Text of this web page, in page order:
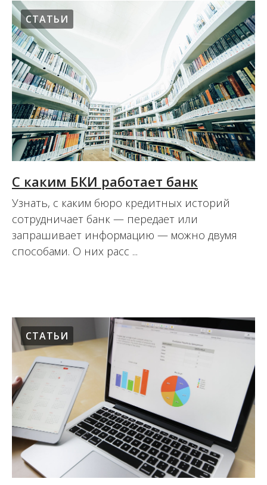
СТАТЬИ
С каким БКИ работает банк
Узнать, с каким бюро кредитных историй
сотрудничает банк — передает или
запрашивает информацию — можно двумя
способами. О них расс ...
СТАТЬИ